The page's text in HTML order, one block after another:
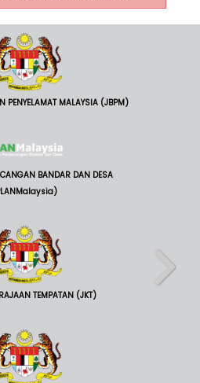
PENYELAMAT MALAYSIA (JBPM)
BANDAR DAN DESA
TEMPATAN (JKT)